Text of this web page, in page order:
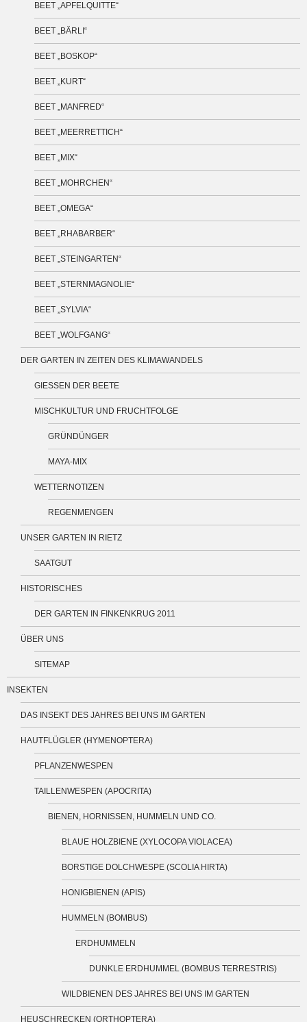
BEET „APFELQUITTE“
BEET „BÄRLI“
BEET „BOSKOP“
BEET „KURT“
BEET „MANFRED“
BEET „MEERRETTICH“
BEET „MIX“
BEET „MOHRCHEN“
BEET „OMEGA“
BEET „RHABARBER“
BEET „STEINGARTEN“
BEET „STERNMAGNOLIE“
BEET „SYLVIA“
BEET „WOLFGANG“
DER GARTEN IN ZEITEN DES KLIMAWANDELS
GIESSEN DER BEETE
MISCHKULTUR UND FRUCHTFOLGE
GRÜNDÜNGER
MAYA-MIX
WETTERNOTIZEN
REGENMENGEN
UNSER GARTEN IN RIETZ
SAATGUT
HISTORISCHES
DER GARTEN IN FINKENKRUG 2011
ÜBER UNS
SITEMAP
INSEKTEN
DAS INSEKT DES JAHRES BEI UNS IM GARTEN
HAUTFLÜGLER (HYMENOPTERA)
PFLANZENWESPEN
TAILLENWESPEN (APOCRITA)
BIENEN, HORNISSEN, HUMMELN UND CO.
BLAUE HOLZBIENE (XYLOCOPA VIOLACEA)
BORSTIGE DOLCHWESPE (SCOLIA HIRTA)
HONIGBIENEN (APIS)
HUMMELN (BOMBUS)
ERDHUMMELN
DUNKLE ERDHUMMEL (BOMBUS TERRESTRIS)
WILDBIENEN DES JAHRES BEI UNS IM GARTEN
HEUSCHRECKEN (ORTHOPTERA)